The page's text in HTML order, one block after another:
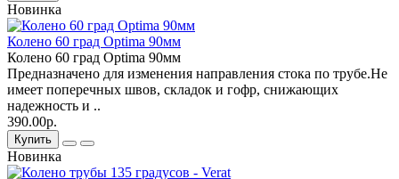
Новинка
Колено 60 град Optima 90мм
Колено 60 град Optima 90мм
Предназначено для изменения направления стока по трубе.Не
имеет поперечных швов, складок и гофр, снижающих
надежность и ..
390.00р.
Купить
Новинка